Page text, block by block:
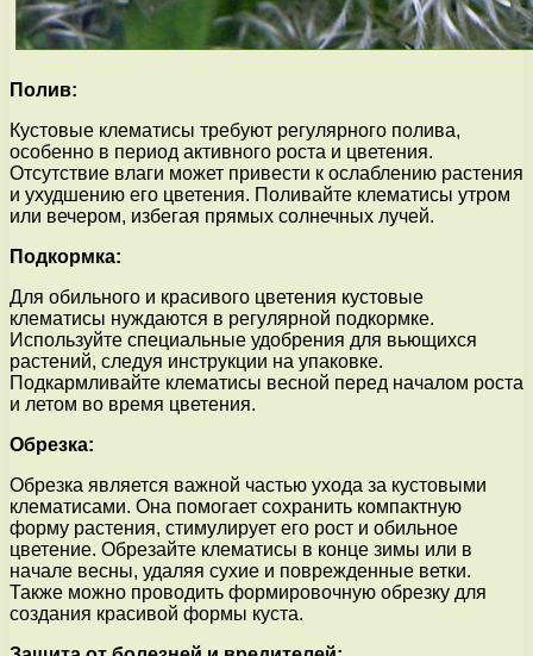
Полив:
Кустовые клематисы требуют регулярного полива,
особенно в период активного роста и цветения.
Отсутствие влаги может привести к ослаблению растения
и ухудшению его цветения. Поливайте клематисы утром
или вечером, избегая прямых солнечных лучей.
Подкормка:
Для обильного и красивого цветения кустовые
клематисы нуждаются в регулярной подкормке.
Используйте специальные удобрения для вьющихся
растений, следуя инструкции на упаковке.
Подкармливайте клематисы весной перед началом роста
и летом во время цветения.
Обрезка:
Обрезка является важной частью ухода за кустовыми
клематисами. Она помогает сохранить компактную
форму растения, стимулирует его рост и обильное
цветение. Обрезайте клематисы в конце зимы или в
начале весны, удаляя сухие и поврежденные ветки.
Также можно проводить формировочную обрезку для
создания красивой формы куста.